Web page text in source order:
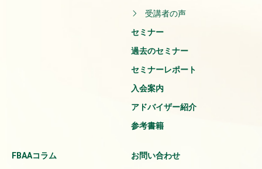
受講者の声
セミナー
過去のセミナー
セミナーレポート
入会案内
アドバイザー紹介
参考書籍
FBAAコラム
お問い合わせ